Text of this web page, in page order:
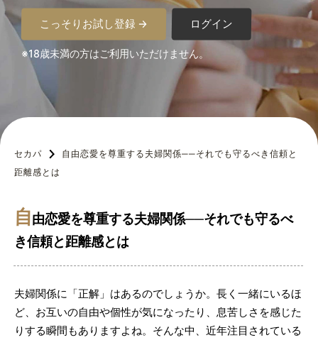
こっそりお試し登録 → ログイン
※18歳未満の方はご利用いただけません。
セカパ
自由恋愛を尊重する夫婦関係──それでも守るべき信頼と
距離感とは
自由恋愛を尊重する夫婦関係──それでも守るべ
き信頼と距離感とは
夫婦関係に「正解」はあるのでしょうか。長く一緒にいるほ
ど、お互いの自由や個性が気になったり、息苦しさを感じた
りする瞬間もありますよね。そんな中、近年注目されている